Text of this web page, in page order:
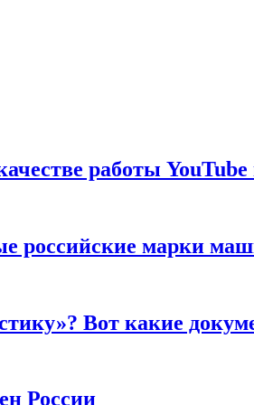
работы YouTube
российские марки
Вот какие
России